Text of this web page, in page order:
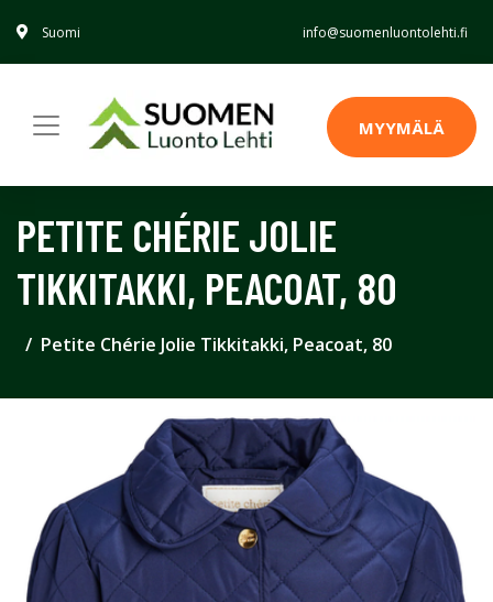
Suomi info@suomenluontolehti.fi
MYYMÄLÄ
PETITE CHÉRIE JOLIE
TIKKITAKKI, PEACOAT, 80
Petite Chérie Jolie Tikkitakki, Peacoat, 80